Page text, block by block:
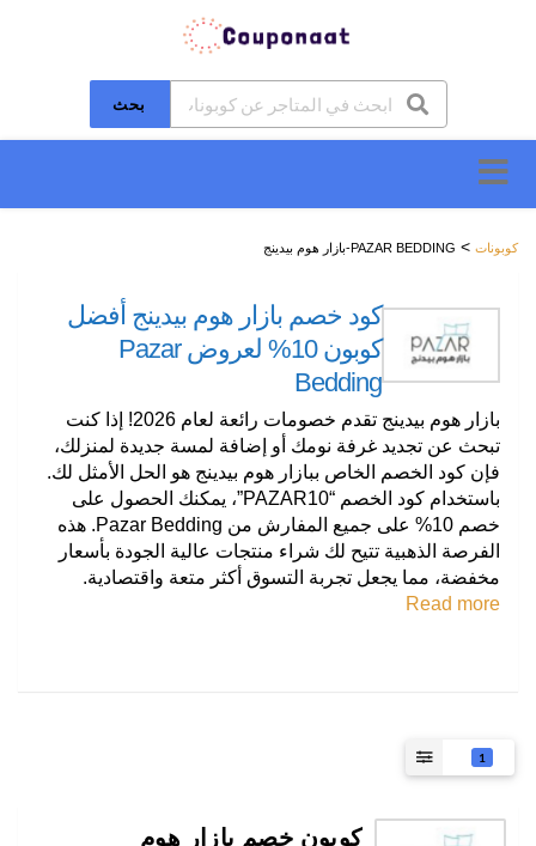
بحث
إلى
المحتوى
كوبونات > PAZAR BEDDING-بازار هوم بيدينج
كود خصم بازار هوم بيدينج أفضل
كوبون 10% لعروض Pazar
Bedding
بازار هوم بيدينج تقدم خصومات رائعة لعام 2026! إذا كنت
تبحث عن تجديد غرفة نومك أو إضافة لمسة جديدة لمنزلك،
فإن كود الخصم الخاص ببازار هوم بيدينج هو الحل الأمثل لك.
باستخدام كود الخصم “PAZAR10”، يمكنك الحصول على
خصم 10% على جميع المفارش من Pazar Bedding. هذه
الفرصة الذهبية تتيح لك شراء منتجات عالية الجودة بأسعار
مخفضة، مما يجعل تجربة التسوق أكثر متعة واقتصادية.
Read more
1
كوبون خصم بازار هوم